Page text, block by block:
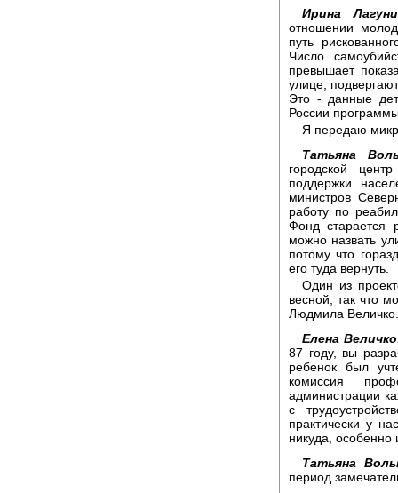
Ирина
отношении
путь
Число
превышает
улице,
Это - данные
России
Я передаю
Татьяна
городской
поддержки
министров
работу по
Фонд старается
можно назвать
потому что
его туда вернуть.
Один из
весной, так что
Людмила Величко.
Елена
87 году, вы
ребенок был
комиссия
администрации
с
практически у
никуда, особенно
Татьяна
период